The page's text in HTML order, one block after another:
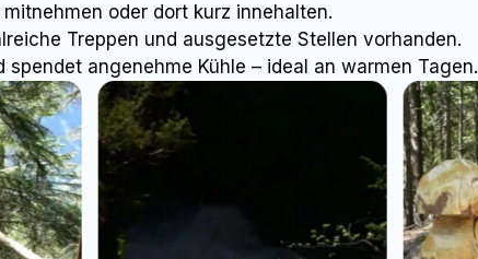
oder dort kurz innehalten.
Treppen und ausgesetzte Stellen vorhanden.
spendet angenehme Kühle – ideal an warmen Tagen.